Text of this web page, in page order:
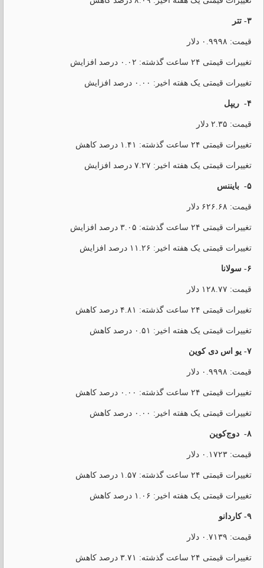
۳- تتر
قیمت: ۰.۹۹۹۸ دلار
تغییرات قیمتی ۲۴ ساعت گذشته: ۰.۰۲ درصد افزایش
تغییرات قیمتی یک هفته اخیر: ۰.۰۰ درصد افزایش
۴- ریپل
قیمت: ۲.۳۵ دلار
تغییرات قیمتی ۲۴ ساعت گذشته: ۱.۴۱ درصد کاهش
تغییرات قیمتی یک هفته اخیر: ۷.۲۷ درصد افزایش
۵- بایننس
قیمت: ۶۲۶.۶۸ دلار
تغییرات قیمتی ۲۴ ساعت گذشته: ۳.۰۵ درصد افزایش
تغییرات قیمتی یک هفته اخیر: ۱۱.۲۶ درصد افزایش
۶- سولانا
قیمت: ۱۲۸.۷۷ دلار
تغییرات قیمتی ۲۴ ساعت گذشته: ۴.۸۱ درصد کاهش
تغییرات قیمتی یک هفته اخیر: ۰.۵۱ درصد کاهش
۷- یو اس دی کوین
قیمت: ۰.۹۹۹۸ دلار
تغییرات قیمتی ۲۴ ساعت گذشته: ۰.۰۰ درصد کاهش
تغییرات قیمتی یک هفته اخیر: ۰.۰۰ درصد کاهش
۸- دوج‌کوین
قیمت: ۰.۱۷۲۳ دلار
تغییرات قیمتی ۲۴ ساعت گذشته: ۱.۵۷ درصد کاهش
تغییرات قیمتی یک هفته اخیر: ۱.۰۶ درصد کاهش
۹- کاردانو
قیمت: ۰.۷۱۳۹ دلار
تغییرات قیمتی ۲۴ ساعت گذشته: ۳.۷۱ درصد کاهش